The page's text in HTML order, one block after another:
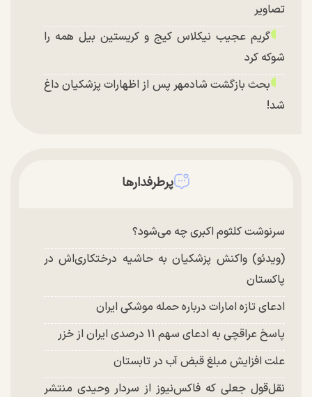
تصاویر
گریم عجیب نیکلاس کیج و کریستین بیل همه را
شوکه کرد
بحث بازگشت شادمهر پس از اظهارات پزشکیان داغ
شد!
توافق با آمریکا در انتظار تایید نهایی شعام؟
شد
پرطرفدارها
سرنوشت کلثوم اکبری چه می‌شود؟
(ویدئو) واکنش پزشکیان به حاشیه درختکاری‌اش در
پاکستان
ادعای تازه امارات درباره حمله موشکی ایران
پاسخ عراقچی به ادعای سهم ۱۱ درصدی ایران از خزر
علت افزایش مبلغ قبض آب در تابستان
نقل‌قول جعلی که فاکس‌نیوز از سردار وحیدی منتشر